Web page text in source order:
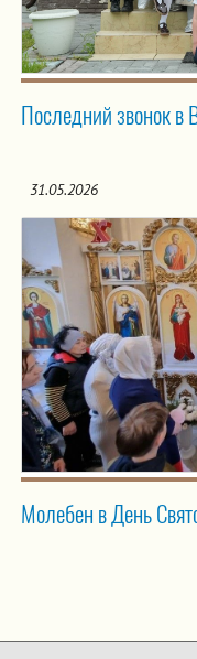
Последний звонок в
31.05.2026
Молебен в День